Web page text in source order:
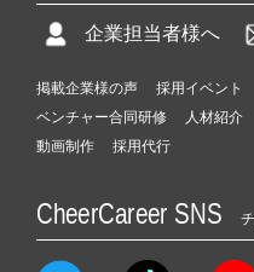
企業担当者様へ
掲載企業様の声 採用イベント
ベンチャー合同研修
人材紹介
動画制作
採用代行
CheerCareer SNS